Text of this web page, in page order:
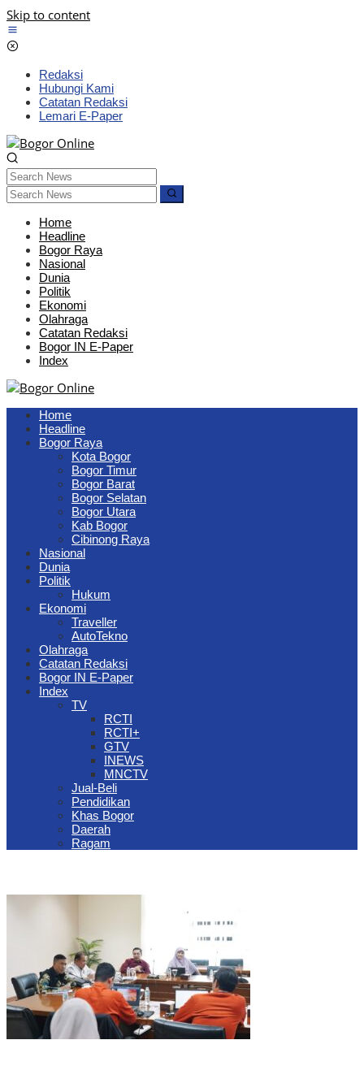
Skip to content
Redaksi
Hubungi Kami
Catatan Redaksi
Lemari E-Paper
Home
Headline
Bogor Raya
Nasional
Dunia
Politik
Ekonomi
Olahraga
Catatan Redaksi
Bogor IN E-Paper
Index
Home
Headline
Bogor Raya
Kota Bogor
Bogor Timur
Bogor Barat
Bogor Selatan
Bogor Utara
Kab Bogor
Cibinong Raya
Nasional
Dunia
Politik
Hukum
Ekonomi
Traveller
AutoTekno
Olahraga
Catatan Redaksi
Bogor IN E-Paper
Index
TV
RCTI
RCTI+
GTV
INEWS
MNCTV
Jual-Beli
Pendidikan
Khas Bogor
Daerah
Ragam